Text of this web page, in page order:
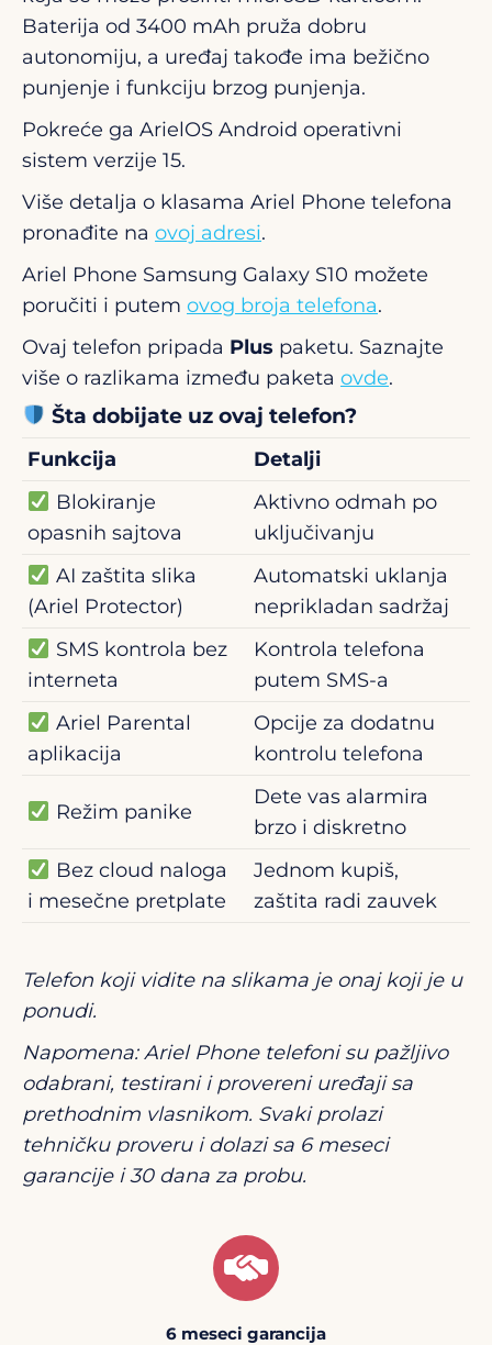
Baterija od 3400 mAh pruža dobru
autonomiju, a uređaj takođe ima bežično
punjenje i funkciju brzog punjenja.
Pokreće ga ArielOS Android operativni
sistem verzije 15.
Više detalja o klasama Ariel Phone telefona
pronađite na ovoj adresi.
Ariel Phone Samsung Galaxy S10 možete
poručiti i putem ovog broja telefona.
Ovaj telefon pripada Plus paketu. Saznajte
više o razlikama između paketa ovde.
Šta dobijate uz ovaj telefon?
Funkcija
Detalji
Blokiranje
opasnih sajtova
Aktivno odmah po
uključivanju
AI zaštita slika
(Ariel Protector)
Automatski uklanja
neprikladan sadržaj
SMS kontrola bez
interneta
Kontrola telefona
putem SMS-a
Ariel Parental
aplikacija
Opcije za dodatnu
kontrolu telefona
Režim panike
Dete vas alarmira
brzo i diskretno
Bez cloud naloga
i mesečne pretplate
Jednom kupiš,
zaštita radi zauvek
Telefon koji vidite na slikama je onaj koji je u
ponudi.
Napomena: Ariel Phone telefoni su pažljivo
odabrani, testirani i provereni uređaji sa
prethodnim vlasnikom. Svaki prolazi
tehničku proveru i dolazi sa 6 meseci
garancije i 30 dana za probu.
6 meseci garancija